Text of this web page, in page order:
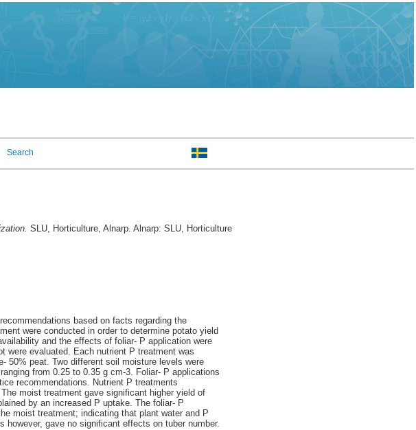
Search
SLU, Horticulture, Alnarp. Alnarp: SLU, Horticulture
based on facts regarding the
were conducted in order to determine potato yield
and the effects of foliar‐ P application were
were evaluated. Each nutrient P treatment was
50% peat. Two different soil moisture levels were
from 0.25 to 0.35 g cm‐3. Foliar‐ P applications
recommendations. Nutrient P treatments
moist treatment gave significant higher yield of
by an increased P uptake. The foliar‐ P
moist treatment; indicating that plant water and P
gave no significant effects on tuber number.